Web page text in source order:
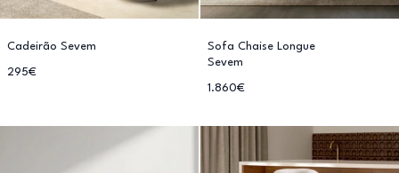
Cadeirão Sevem
295€
Sofa Chaise Longue
Sevem
1.860€